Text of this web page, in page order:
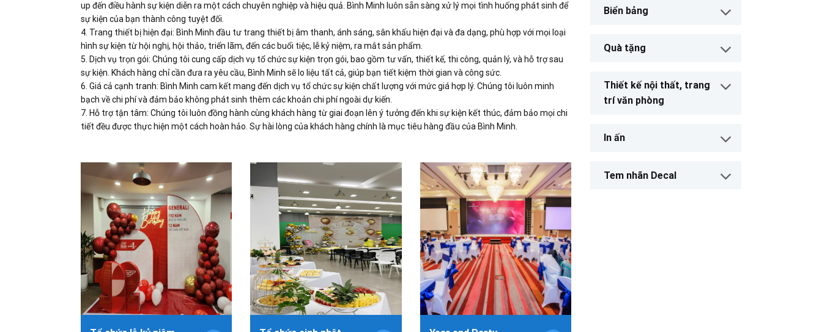
up đến điều hành sự kiện diễn ra một cách chuyên nghiệp và hiệu quả. Bình Minh luôn sẵn sàng xử lý mọi tình huống phát sinh để
sự kiện của bạn thành công tuyệt đối.
4. Trang thiết bị hiện đại: Bình Minh đầu tư trang thiết bị âm thanh, ánh sáng, sân khấu hiện đại và đa dạng, phù hợp với mọi loại
hình sự kiện từ hội nghị, hội thảo, triển lãm, đến các buổi tiệc, lễ kỷ niệm, ra mắt sản phẩm.
5. Dịch vụ trọn gói: Chúng tôi cung cấp dịch vụ tổ chức sự kiện trọn gói, bao gồm tư vấn, thiết kế, thi công, quản lý, và hỗ trợ sau
sự kiện. Khách hàng chỉ cần đưa ra yêu cầu, Bình Minh sẽ lo liệu tất cả, giúp bạn tiết kiệm thời gian và công sức.
6. Giá cả cạnh tranh: Bình Minh cam kết mang đến dịch vụ tổ chức sự kiện chất lượng với mức giá hợp lý. Chúng tôi luôn minh
bạch về chi phí và đảm bảo không phát sinh thêm các khoản chi phí ngoài dự kiến.
7. Hỗ trợ tận tâm: Chúng tôi luôn đồng hành cùng khách hàng từ giai đoạn lên ý tưởng đến khi sự kiện kết thúc, đảm bảo mọi chi
tiết đều được thực hiện một cách hoàn hảo. Sự hài lòng của khách hàng chính là mục tiêu hàng đầu của Bình Minh.
Biển bảng
Quà tặng
Thiết kế nội thất, trang
trí văn phòng
In ấn
Tem nhãn Decal